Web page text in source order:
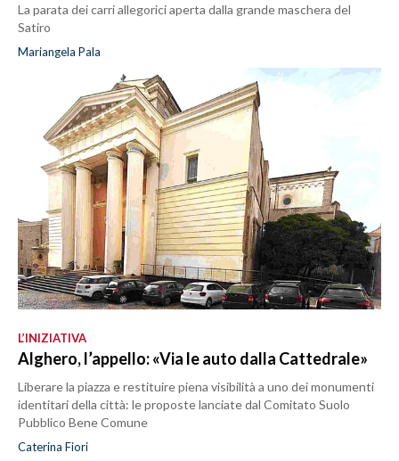
La parata dei carri allegorici aperta dalla grande maschera del
Satiro
Mariangela Pala
L’INIZIATIVA
Alghero, l’appello: «Via le auto dalla Cattedrale»
Liberare la piazza e restituire piena visibilità a uno dei monumenti
identitari della città: le proposte lanciate dal Comitato Suolo
Pubblico Bene Comune
Caterina Fiori